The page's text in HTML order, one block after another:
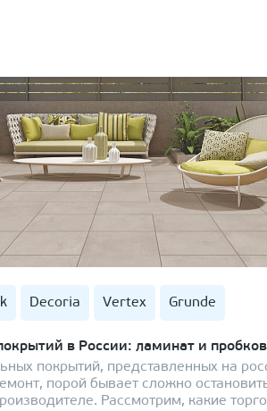
Decoria Vertex Grunde
в России: ламинат и
покрытий, представленных на
порой бывает сложно
Рассмотрим, какие